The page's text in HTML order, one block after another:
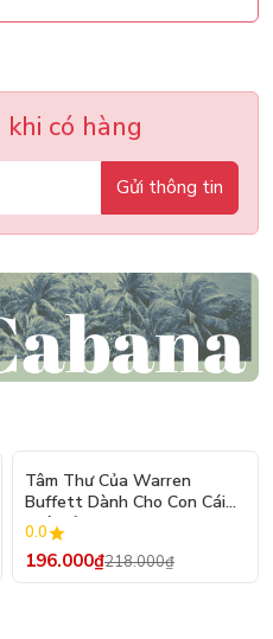
có hàng
Gửi thông tin
Tâm Thư Của Warren
Buffett Dành Cho Con Cái
(Tái Bản 2026)
0.0
196.000₫218.000₫